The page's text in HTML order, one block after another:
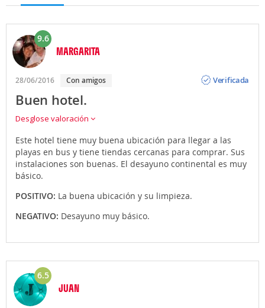
9.6
MARGARITA
28/06/2016 Con amigos
Verificada
Buen hotel.
Desglose valoración
Este hotel tiene muy buena ubicación para llegar a las
playas en bus y tiene tiendas cercanas para comprar. Sus
instalaciones son buenas. El desayuno continental es muy
básico.
POSITIVO: La buena ubicación y su limpieza.
NEGATIVO: Desayuno muy básico.
6.5
JUAN